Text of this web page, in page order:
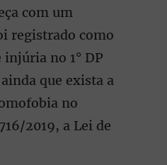
com um
registrado como
no 1° DP
que exista a
no
2019, a Lei de